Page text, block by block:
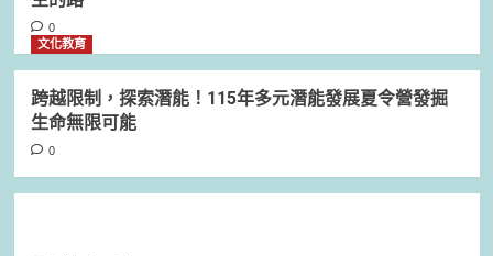
0
文化教育
跨越限制，探索潛能！115年多元潛能發展夏令營發掘
生命無限可能
0